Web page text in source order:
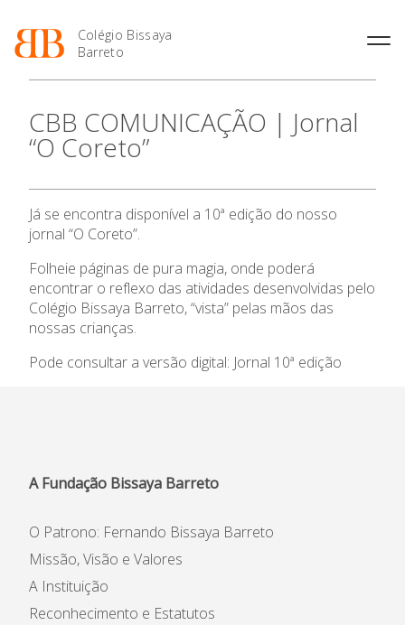
Colégio Bissaya
Barreto
O Colégio
Projeto Educativo
Organização
Colaboradores Não
Docentes
Ofertas de emprego
Regulamentos
Jornal “O Coreto”
Privacidade
Oferta Formativa
Enriquecimento Curricular
Oferta Curricular
Sala de Estudo
Letiva
Academia de LínguasEnsino Profissional
Profissionais
Matrículas
Termalismo
Curso de Técnico/a de Apoio
Ofertas de Emprego
Ano Letivo
2027
Calendários
de Educação
SIGE
Secretariado de Exames
Admissão
CBB COMUNICAÇÃO | Jornal
“O Coreto”
Já se encontra disponível a 10ª edição do nosso
jornal “O Coreto”.
Folheie páginas de pura magia, onde poderá
encontrar o reflexo das atividades desenvolvidas pelo
Colégio Bissaya Barreto, “vista” pelas mãos das
nossas crianças.
Pode consultar a versão digital: Jornal 10ª edição
A Fundação Bissaya Barreto
O Patrono: Fernando Bissaya Barreto
Missão, Visão e Valores
A Instituição
Reconhecimento e Estatutos